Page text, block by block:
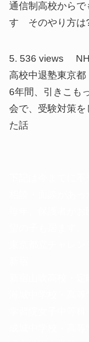
通信制高校からで
す そのやり方は
5. 536 views
高校中退塾東京都
6年間、引きこも
会で、受験対策を
た話